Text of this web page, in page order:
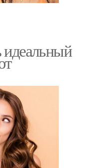
идеальный